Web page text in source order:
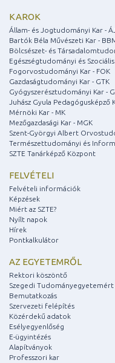
KAROK
Állam- és Jogtudományi Kar -
Bartók Béla Művészeti Kar -
Bölcsészet- és
Egészségtudományi és Szociális
Fogorvostudományi Kar - FOK
Gazdaságtudományi Kar - GTK
Gyógyszerésztudományi Kar -
Juhász Gyula Pedagógusképző
Mérnöki Kar - MK
Mezőgazdasági Kar - MGK
Szent-Györgyi Albert
Természettudományi és
SZTE Tanárképző Központ
FELVÉTELI
Felvételi információk
Képzések
Miért az SZTE?
Nyílt napok
Hírek
Pontkalkulátor
AZ EGYETEMRŐL
Rektori köszöntő
Szegedi Tudományegyetemért
Bemutatkozás
Szervezeti felépítés
Közérdekű adatok
Esélyegyenlőség
E-ügyintézés
Alapítványok
Professzori kar